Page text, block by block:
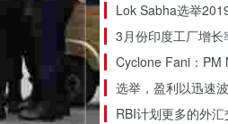
Lok Sabha选举
3月份印度工厂增长
Cyclone Fani：PM
选举，盈利以迅速
RBI计划更多的外